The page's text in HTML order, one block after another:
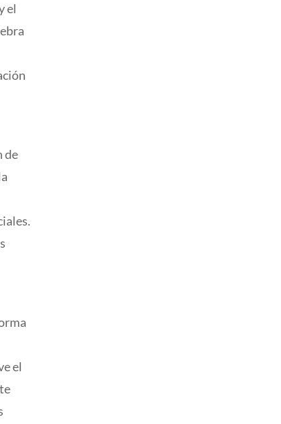
el
de
el